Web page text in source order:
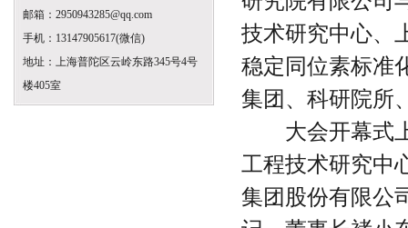
邮箱：2950943285@qq.com
手机：13147905617(微信)
地址：上海普陀区云岭东路345号4号
楼405室
技术研究中心、
稳定同位素标准
集团、科研院所
大会开幕式
工程技术研究中
集团股份有限公